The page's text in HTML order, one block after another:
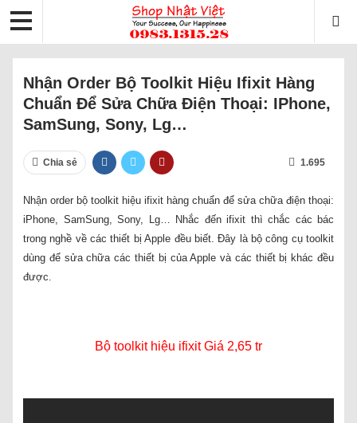
Nhận Order Bộ Toolkit Hiệu Ifixit Hàng
Chuẩn Để Sửa Chữa Điện Thoại: IPhone,
SamSung, Sony, Lg…
Chia sẻ 1.695
Nhận order bộ toolkit hiệu ifixit hàng chuẩn để sửa chữa điện thoại:
iPhone, SamSung, Sony, Lg… Nhắc đến ifixit thì chắc các bác
trong nghề về các thiết bị Apple đều biết. Đây là bộ công cụ toolkit
dùng để sửa chữa các thiết bị của Apple và các thiết bị khác đều
được.
Bộ toolkit hiệu ifixit Giá 2,65 tr